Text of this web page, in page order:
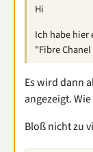
Hi
Ich habe hier
"Fibre
Es wird dann
angezeigt.
Bloß nicht zu